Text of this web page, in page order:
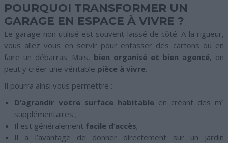
POURQUOI TRANSFORMER UN
GARAGE EN ESPACE À VIVRE ?
Le garage non utilisé est souvent laissé de côté. A la rigueur,
vous allez vous en servir pour entasser des cartons ou en
faire un débarras. Mais, bien organisé et bien agencé, on
peut y créer une véritable pièce à vivre.
Il pourra ainsi vous permettre :
D’agrandir votre surface habitable en créant des m²
supplémentaires ;
Il est généralement facile d’accès;
Il a l’avantage de donner directement sur un jardin